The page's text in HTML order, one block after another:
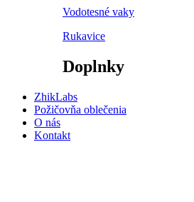
Vodotesné vaky
Rukavice
Doplnky
ZhikLabs
Požičovňa oblečenia
O nás
Kontakt